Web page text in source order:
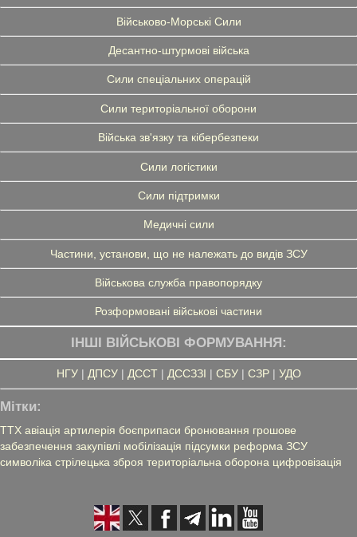
Військово-Морські Сили
Десантно-штурмові війська
Сили спеціальних операцій
Сили територіальної оборони
Війська зв'язку та кібербезпеки
Сили логістики
Сили підтримки
Медичні сили
Частини, установи, що не належать до видів ЗСУ
Військова служба правопорядку
Розформовані військові частини
ІНШІ ВІЙСЬКОВІ ФОРМУВАННЯ:
НГУ| ДПСУ| ДССТ| ДССЗЗІ | СБУ| СЗР| УДО
Мітки:
ТТХ авіація артилерія боєприпаси бронювання грошове
забезпечення закупівлі мобілізація підсумки реформа ЗСУ
символіка стрілецька зброя територіальна оборона цифровізація